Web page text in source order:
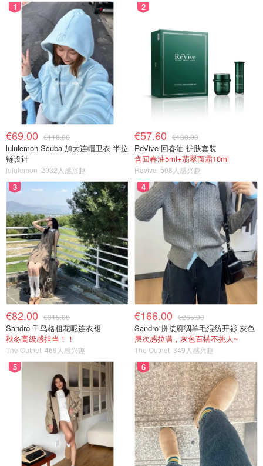
1
€69.00 €118.00
lululemon Scuba 加大连帽卫衣 半拉
链设计
lululemon 2032人感兴趣
2
€57.60 €130.00
ReVive 回春油 护肤套装
含回春油5ml+翡翠面霜10ml
Revive 508人感兴趣
3
€82.00 €315.00
Sandro 千鸟格粗花呢连衣裙
秋冬高级感担当！！
The Outnet 469人感兴趣
4
€166.00 €265.00
Sandro 拼接府绸羊毛混纺开衫 灰色
层次感拉满，灰色百搭不挑人~
The Outnet 349人感兴趣
5 6